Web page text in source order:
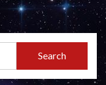
Search